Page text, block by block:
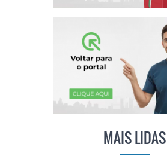
MAIS LIDAS